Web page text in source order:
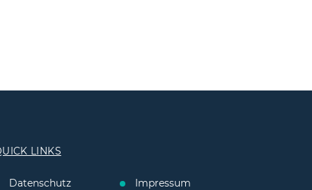
LINKS
Datenschutz Impressum